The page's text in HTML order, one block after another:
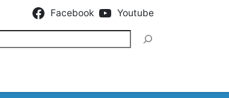
Facebook Youtube